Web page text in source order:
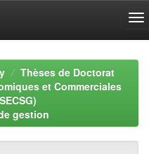
Thèses de Doctorat
et Commerciales
gestion